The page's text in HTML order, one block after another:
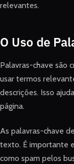
relevantes.
O Uso de
Palavras-chave são
usar termos
descrições. Isso
página.
As palavras-chave
texto. É importante
como spam pelos